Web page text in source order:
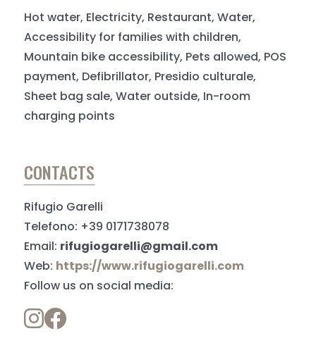
Hot water, Electricity, Restaurant, Water,
Accessibility for families with children,
Mountain bike accessibility, Pets allowed, POS
payment, Defibrillator, Presidio culturale,
Sheet bag sale, Water outside, In-room
charging points
CONTACTS
Rifugio Garelli
Telefono: +39 0171738078
Email: rifugiogarelli@gmail.com
Web: https://www.rifugiogarelli.com
Follow us on social media: